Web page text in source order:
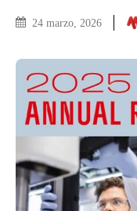
24 marzo, 2026